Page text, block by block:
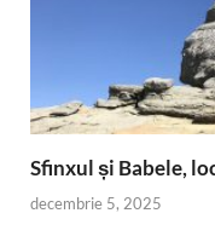
Sfinxul și Babele,
decembrie 5, 2025